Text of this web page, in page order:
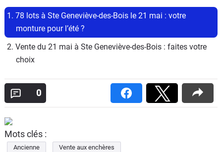
1. 78 lots à Ste Geneviève-des-Bois le 21 mai : votre
monture pour l’été ?
2. Vente du 21 mai à Ste Geneviève-des-Bois : faites votre
choix
0
Mots clés :
Ancienne Vente aux enchères